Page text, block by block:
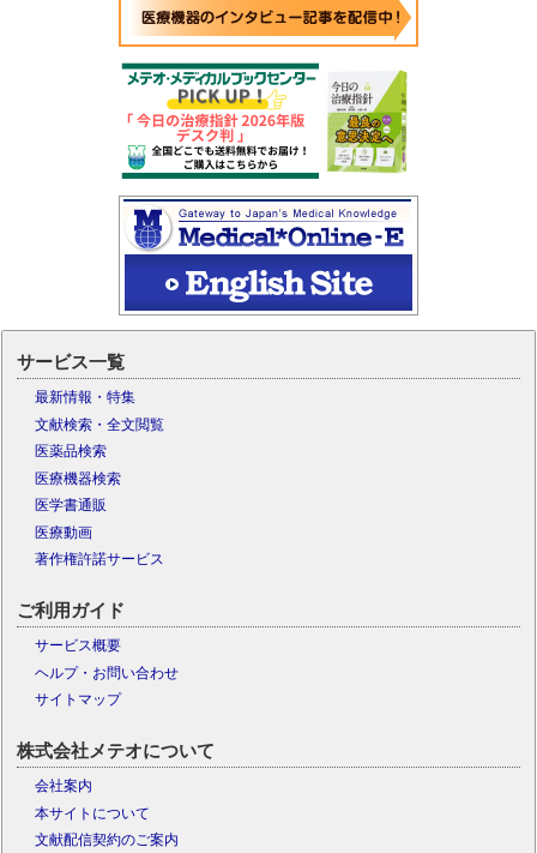
サービス一覧
最新情報・特集
文献検索・全文閲覧
医薬品検索
医療機器検索
医学書通販
医療動画
著作権許諾サービス
ご利用ガイド
サービス概要
ヘルプ・お問い合わせ
サイトマップ
株式会社メテオについて
会社案内
本サイトについて
文献配信契約のご案内